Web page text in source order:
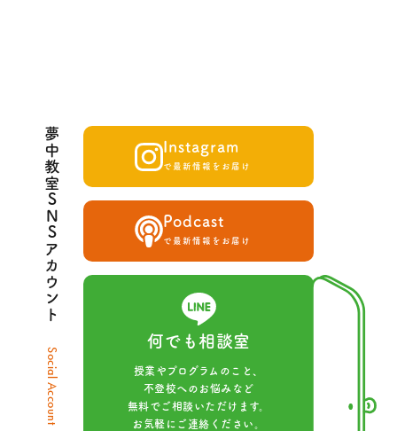
夢中教室SNSアカウント
Social Account
Instagram
で最新情報をお届け
Podcast
で最新情報をお届け
何でも相談室
授業やプログラムのこと、
不登校へのお悩みなど
無料でご相談いただけます。
お気軽にご連絡ください。